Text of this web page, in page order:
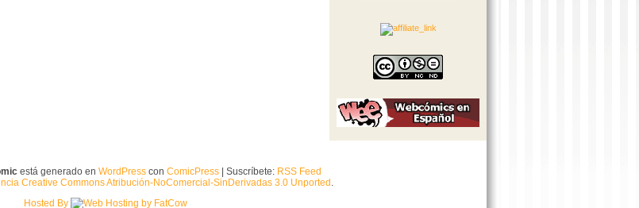
está generado en WordPresscon ComicPress| Suscríbete: RSS Feed
Creative Commons Atribución-NoComercial-SinDerivadas 3.0 Unported .
Hosted By